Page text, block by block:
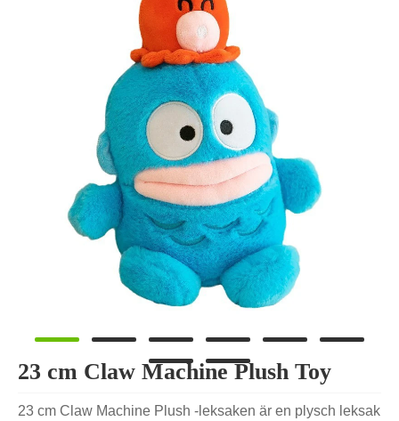
23 cm Claw Machine Plush Toy
23 cm Claw Machine Plush -leksaken är en plysch leksak